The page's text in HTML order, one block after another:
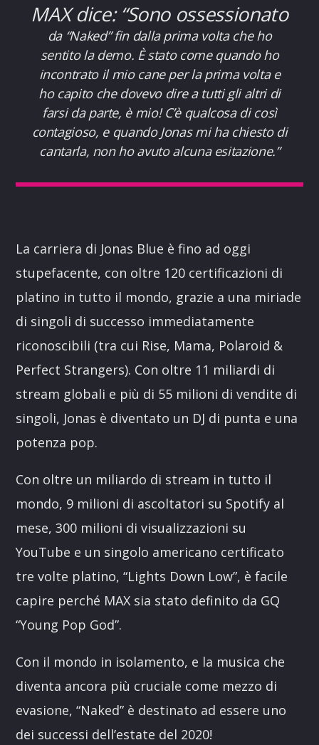
MAX dice: “Sono ossessionato
da “Naked” fin dalla prima volta che ho
sentito la demo. È stato come quando ho
incontrato il mio cane per la prima volta e
ho capito che dovevo dire a tutti gli altri di
farsi da parte, è mio! C’è qualcosa di così
contagioso, e quando Jonas mi ha chiesto di
cantarla, non ho avuto alcuna esitazione.”
La carriera di Jonas Blue è fino ad oggi
stupefacente, con oltre 120 certificazioni di
platino in tutto il mondo, grazie a una miriade
di singoli di successo immediatamente
riconoscibili (tra cui Rise, Mama, Polaroid &
Perfect Strangers). Con oltre 11 miliardi di
stream globali e più di 55 milioni di vendite di
singoli, Jonas è diventato un DJ di punta e una
potenza pop.
Con oltre un miliardo di stream in tutto il
mondo, 9 milioni di ascoltatori su Spotify al
mese, 300 milioni di visualizzazioni su
YouTube e un singolo americano certificato
tre volte platino, “Lights Down Low”, è facile
capire perché MAX sia stato definito da GQ
“Young Pop God”.
Con il mondo in isolamento, e la musica che
diventa ancora più cruciale come mezzo di
evasione, “Naked” è destinato ad essere uno
dei successi dell’estate del 2020!